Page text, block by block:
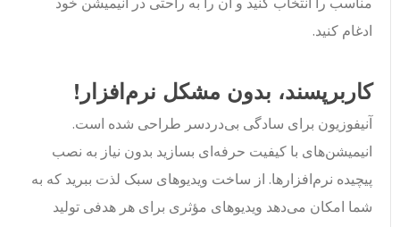
ادغام کنید.
کاربرپسند، بدون مشکل نرم‌افزار!
آنیفوزیون برای سادگی بی‌دردسر طراحی شده است.
انیمیشن‌های با کیفیت حرفه‌ای بسازید بدون نیاز به نصب
پیچیده نرم‌افزارها. از ساخت ویدیوهای سبک لذت ببرید که به
شما امکان می‌دهد ویدیوهای مؤثری برای هر هدفی تولید